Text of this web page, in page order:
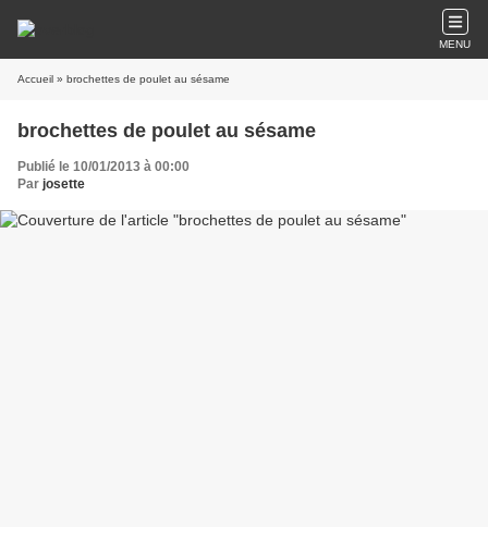
MENU
Accueil » brochettes de poulet au sésame
brochettes de poulet au sésame
Publié le 10/01/2013 à 00:00
Par josette